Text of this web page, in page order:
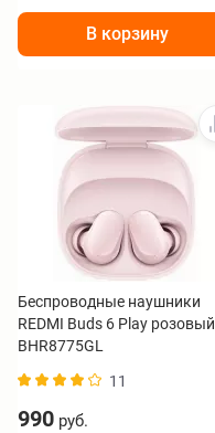
В корзину
Беспроводные наушники
REDMI Buds 6 Play розовый
BHR8775GL
11
990 руб.